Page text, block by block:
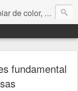
política, RRHH, formación. De Historia reciente, de educación y de temas sociales.
fundamental